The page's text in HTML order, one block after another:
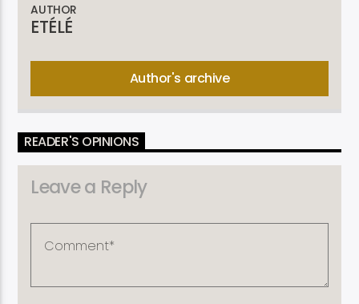
AUTHOR
ETÉLÉ
Author's archive
READER'S OPINIONS
Leave a Reply